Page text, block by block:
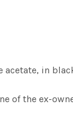
in
of the ex-